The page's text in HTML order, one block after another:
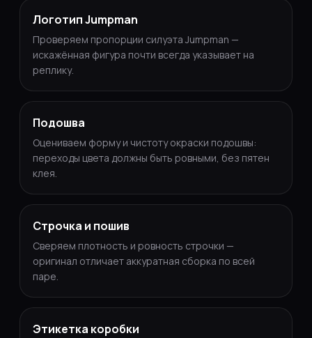
Логотип Jumpman
Проверяем пропорции силуэта Jumpman —
искажённая фигура почти всегда указывает на
реплику.
Подошва
Оцениваем форму и чистоту окраски подошвы:
переходы цвета должны быть ровными, без пятен
клея.
Строчка и пошив
Сверяем плотность и ровность строчки —
оригинал отличает аккуратная сборка по всей
паре.
Этикетка коробки